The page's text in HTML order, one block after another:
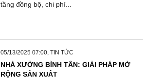
tầng đồng bộ, chi phí...
05/13/2025 07:00, TIN TỨC
NHÀ XƯỞNG BÌNH TÂN: GIẢI PHÁP MỞ
RỘNG SẢN XUẤT